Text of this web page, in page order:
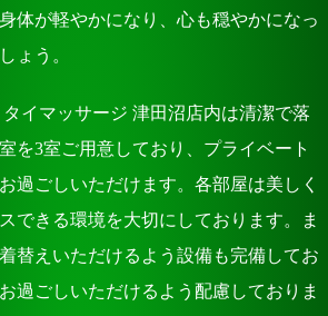
体が軽やかになり、心も穏やかになっ
ょう。
イマッサージ 津田沼店内は清潔で落
を3室ご用意しており、プライベート
過ごしいただけます。各部屋は美しく
できる環境を大切にしております。ま
替えいただけるよう設備も完備してお
過ごしいただけるよう配慮しておりま